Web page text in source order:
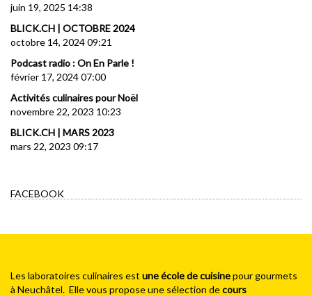
juin 19, 2025 14:38
BLICK.CH | OCTOBRE 2024
octobre 14, 2024 09:21
Podcast radio : On En Parle !
février 17, 2024 07:00
Activités culinaires pour Noël
novembre 22, 2023 10:23
BLICK.CH | MARS 2023
mars 22, 2023 09:17
FACEBOOK
Les laboratoires culinaires est une école de cuisinepour gourmets
à Neuchâtel. Elle vous propose une sélection decours